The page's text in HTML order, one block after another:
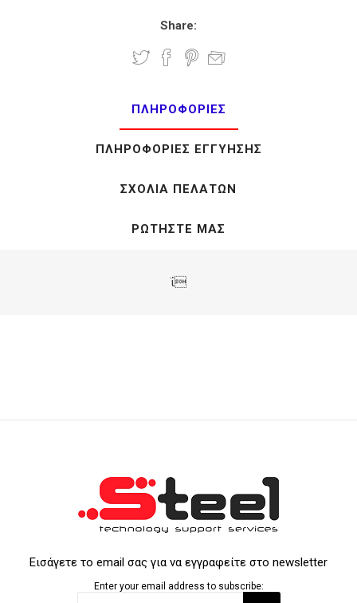
Share:
ΠΛΗΡΟΦΟΡΊΕΣ
ΠΛΗΡΟΦΟΡΊΕΣ ΕΓΓΎΗΣΗΣ
ΣΧΌΛΙΑ ΠΕΛΑΤΏΝ
ΡΩΤΉΣΤΕ ΜΑΣ
ΐ
Εισάγετε το email σας για να εγγραφείτε στο newsletter
Enter your email address to subscribe: